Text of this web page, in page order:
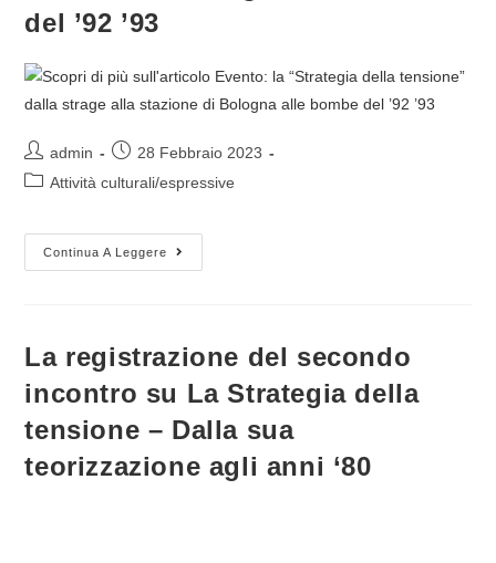
del ’92 ’93
Autore
dell'articolo:
admin
Articolo
pubblicato:
28 Febbraio 2023
Categoria
Attività culturali/espressive
Continua A Leggere
Evento:
La
Strage
Alla
Di
Bologna
Alle
Bombe
’92
La registrazione del secondo
incontro su La Strategia della
tensione – Dalla sua
teorizzazione agli anni ‘80